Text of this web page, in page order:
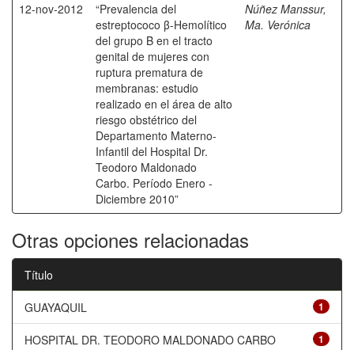
12-nov-2012
“Prevalencia del
estreptococo β-Hemolítico
del grupo B en el tracto
genital de mujeres con
ruptura prematura de
membranas: estudio
realizado en el área de alto
riesgo obstétrico del
Departamento Materno-
Infantil del Hospital Dr.
Teodoro Maldonado
Carbo. Período Enero -
Diciembre 2010”
Núñez Manssur,
Ma. Verónica
Otras opciones relacionadas
Título
1
GUAYAQUIL
1
HOSPITAL DR. TEODORO MALDONADO CARBO